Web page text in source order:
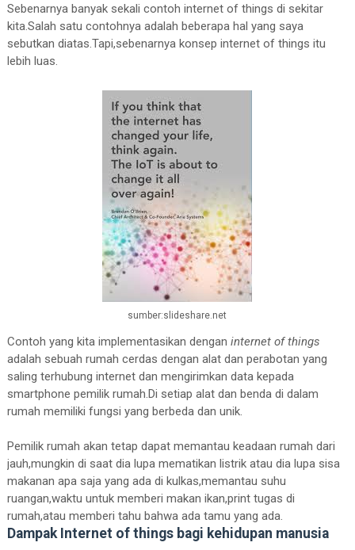
Sebenarnya banyak sekali contoh internet of things di sekitar
kita.Salah satu contohnya adalah beberapa hal yang saya
sebutkan diatas.Tapi,sebenarnya konsep internet of things itu
lebih luas.
sumber:slideshare.net
Contoh yang kita implementasikan dengan internet of things
adalah sebuah rumah cerdas dengan alat dan perabotan yang
saling terhubung internet dan mengirimkan data kepada
smartphone pemilik rumah.Di setiap alat dan benda di dalam
rumah memiliki fungsi yang berbeda dan unik.
Pemilik rumah akan tetap dapat memantau keadaan rumah dari
jauh,mungkin di saat dia lupa mematikan listrik atau dia lupa sisa
makanan apa saja yang ada di kulkas,memantau suhu
ruangan,waktu untuk memberi makan ikan,print tugas di
rumah,atau memberi tahu bahwa ada tamu yang ada.
Dampak Internet of things bagi kehidupan manusia